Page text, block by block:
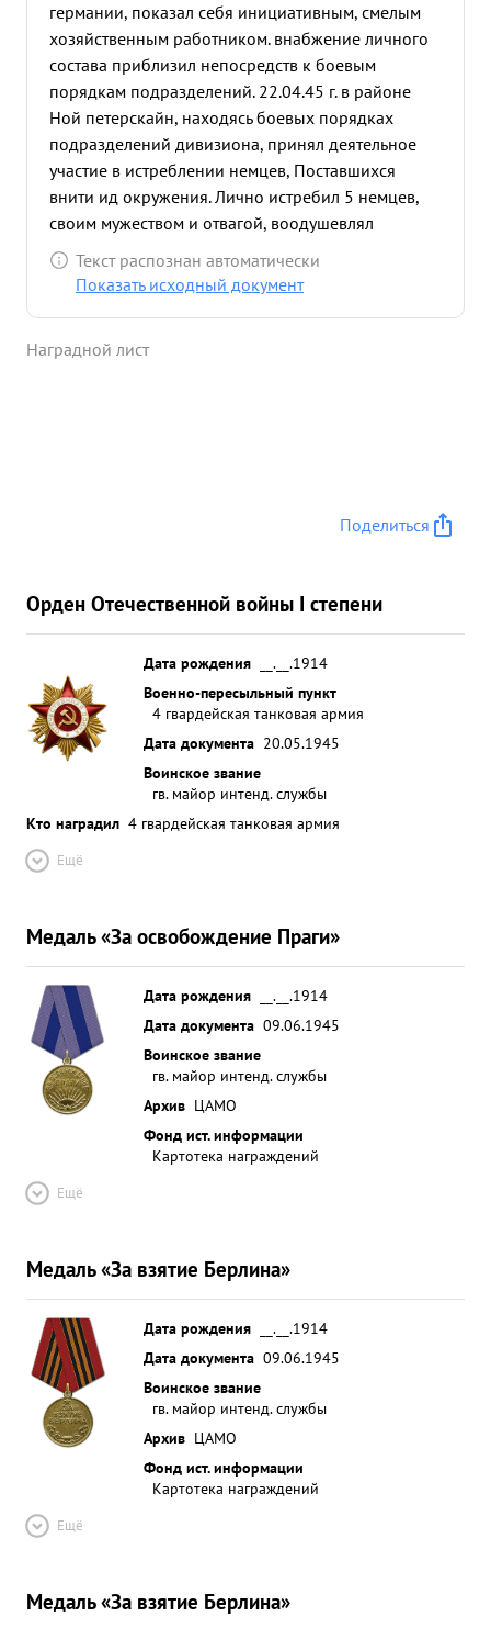
германии, показал себя инициативным, смелым
хозяйственным работником. внабжение личного
состава приблизил непосредств к боевым
порядкам подразделений. 22.04.45 г. в районе
Ной петерскайн, находясь боевых порядках
подразделений дивизиона, принял деятельное
участие в истреблении немцев, Поставшихся
внити ид окружения. Лично истребил 5 немцев,
своим мужеством и отвагой, воодушевлял
окружающих на выполнение поставленной
задачи. лично эвакуировал к поля боях
Текст распознан автоматически
Показать исходный документ
Наградной лист
Поделиться
Орден Отечественной войны I степени
Дата рождения
__.__.1914
Военно-пересыльный пункт
4 гвардейская танковая армия
Дата документа 20.05.1945
Воинское звание
гв. майор интенд. службы
Кто наградил 4 гвардейская танковая армия
Ещё
Медаль «За освобождение Праги»
Дата рождения
__.__.1914
Дата документа 09.06.1945
Воинское звание
гв. майор интенд. службы
Архив ЦАМО
Фонд ист. информации
Картотека награждений
Ещё
Медаль «За взятие Берлина»
Дата рождения
__.__.1914
Дата документа 09.06.1945
Воинское звание
гв. майор интенд. службы
Архив ЦАМО
Фонд ист. информации
Картотека награждений
Ещё
Медаль «За взятие Берлина»